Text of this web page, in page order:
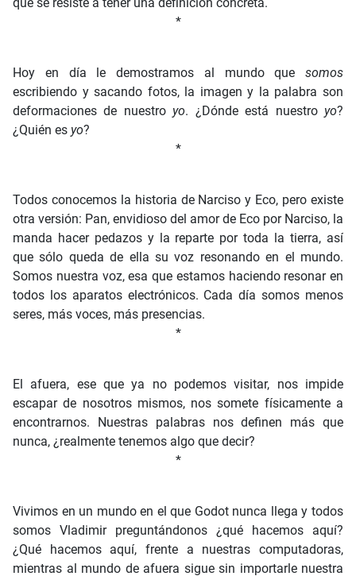
*
Hoy en día le demostramos al mundo que somos
escribiendo y sacando fotos, la imagen y la palabra son
deformaciones de nuestro yo. ¿Dónde está nuestro yo?
¿Quién es yo?
*
Todos conocemos la historia de Narciso y Eco, pero existe
otra versión: Pan, envidioso del amor de Eco por Narciso, la
manda hacer pedazos y la reparte por toda la tierra, así
que sólo queda de ella su voz resonando en el mundo.
Somos nuestra voz, esa que estamos haciendo resonar en
todos los aparatos electrónicos. Cada día somos menos
seres, más voces, más presencias.
*
El afuera, ese que ya no podemos visitar, nos impide
escapar de nosotros mismos, nos somete físicamente a
encontrarnos. Nuestras palabras nos definen más que
nunca, ¿realmente tenemos algo que decir?
*
Vivimos en un mundo en el que Godot nunca llega y todos
somos Vladimir preguntándonos ¿qué hacemos aquí?
¿Qué hacemos aquí, frente a nuestras computadoras,
mientras al mundo de afuera sigue sin importarle nuestra